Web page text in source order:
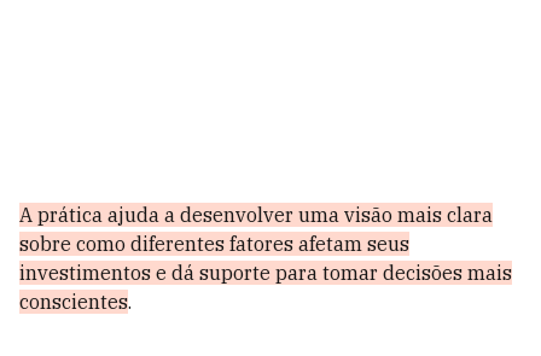
A prática ajuda a desenvolver uma visão mais clara
sobre como diferentes fatores afetam seus
investimentos e dá suporte para tomar decisões mais
conscientes.